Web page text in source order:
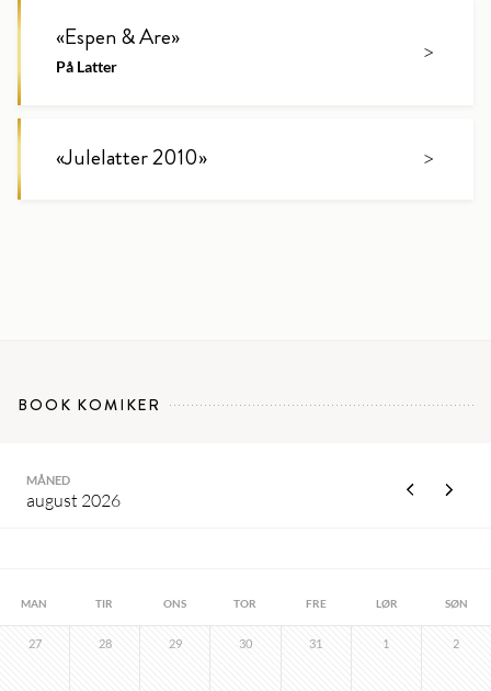
«Espen & Are»
På Latter
>
«Julelatter 2010» >
BOOK KOMIKER
MÅNED
august 2026
MAN TIR ONS TOR FRE LØR SØN
27 28 29 30 31 1 2